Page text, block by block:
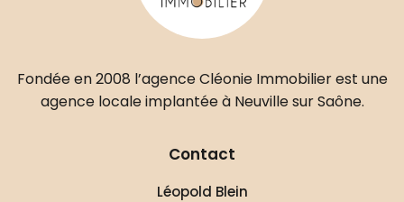
Fondée en 2008 l’agence Cléonie Immobilier est une
agence locale implantée à Neuville sur Saône.
Contact
Léopold Blein